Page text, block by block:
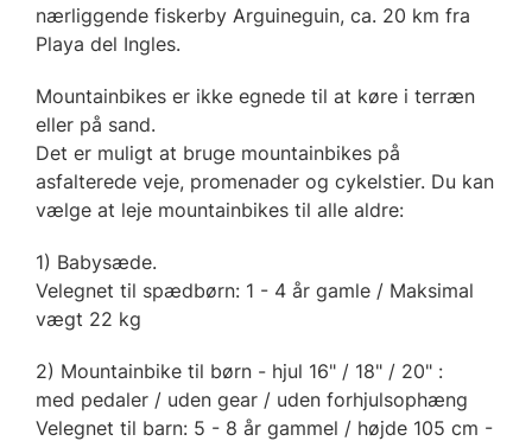
nærliggende fiskerby Arguineguin, ca. 20 km fra
Playa del Ingles.
Mountainbikes er ikke egnede til at køre i terræn
eller på sand.
Det er muligt at bruge mountainbikes på
asfalterede veje, promenader og cykelstier. Du kan
vælge at leje mountainbikes til alle aldre:
1) Babysæde.
Velegnet til spædbørn: 1 - 4 år gamle / Maksimal
vægt 22 kg
2) Mountainbike til børn - hjul 16" / 18" / 20" :
med pedaler / uden gear / uden forhjulsophæng
Velegnet til barn: 5 - 8 år gammel / højde 105 cm -